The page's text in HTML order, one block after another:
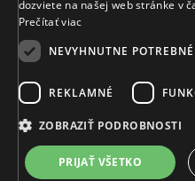
3 573 €
Vyrobíme a doručíme do 21 dní
© MIKUŠ DIAMONDS, A.S.
dozviete na našej web stránke v
Prečítať viac
NEVYHNUTNE POTREBNÉ
REKLAMNÉ
ZOBRAZIŤ PODROBNOSTI
PRIJAŤ VŠETKO